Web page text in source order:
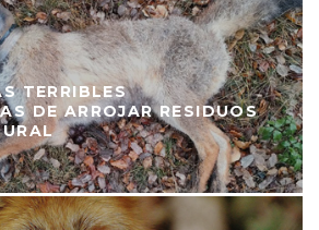
TERRIBLES
DE ARROJAR RESIDUOS